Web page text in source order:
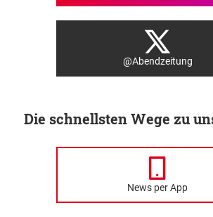
@Abendzeitung
Die schnellsten Wege zu
News per App